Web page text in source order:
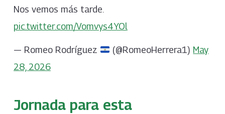
Nos vemos más tarde.
pic.twitter.com/Vomvys4YOl
— Romeo Rodríguez (@RomeoHerrera1) May
28, 2026
Jornada para esta